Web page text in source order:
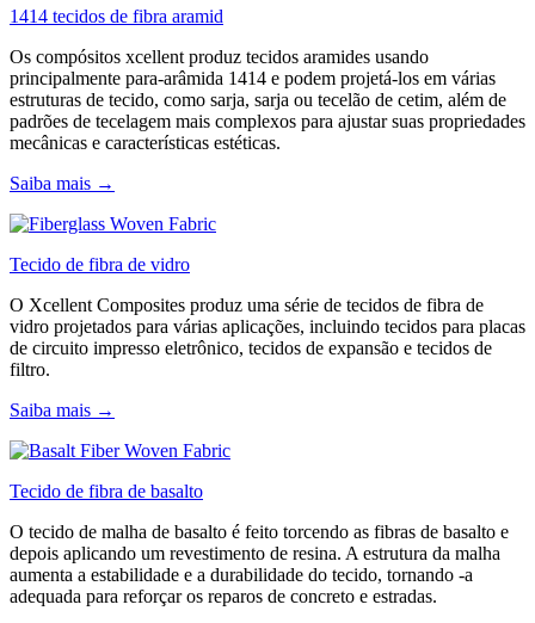
1414 tecidos de fibra aramid
Os compósitos xcellent produz tecidos aramides usando
principalmente para-arâmida 1414 e podem projetá-los em várias
estruturas de tecido, como sarja, sarja ou tecelão de cetim, além de
padrões de tecelagem mais complexos para ajustar suas propriedades
mecânicas e características estéticas.
Saiba mais →
Tecido de fibra de vidro
O Xcellent Composites produz uma série de tecidos de fibra de
vidro projetados para várias aplicações, incluindo tecidos para placas
de circuito impresso eletrônico, tecidos de expansão e tecidos de
filtro.
Saiba mais →
Tecido de fibra de basalto
O tecido de malha de basalto é feito torcendo as fibras de basalto e
depois aplicando um revestimento de resina. A estrutura da malha
aumenta a estabilidade e a durabilidade do tecido, tornando -a
adequada para reforçar os reparos de concreto e estradas.